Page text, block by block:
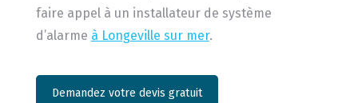
faire appel à un installateur de système
d’alarme à Longeville sur mer.
Demandez votre devis gratuit